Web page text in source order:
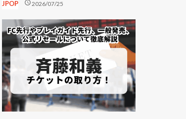
JPOP schedule2026/07/25